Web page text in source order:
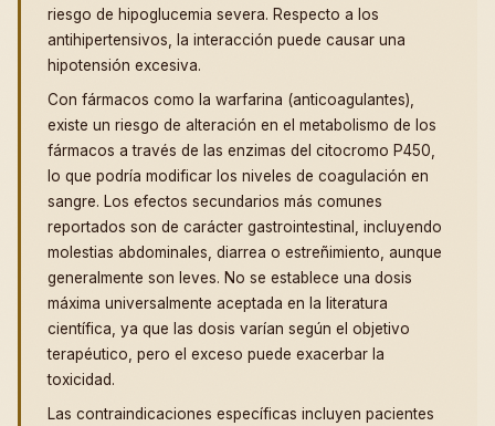
riesgo de hipoglucemia severa. Respecto a los
antihipertensivos, la interacción puede causar una
hipotensión excesiva.
Con fármacos como la warfarina (anticoagulantes),
existe un riesgo de alteración en el metabolismo de los
fármacos a través de las enzimas del citocromo P450,
lo que podría modificar los niveles de coagulación en
sangre. Los efectos secundarios más comunes
reportados son de carácter gastrointestinal, incluyendo
molestias abdominales, diarrea o estreñimiento, aunque
generalmente son leves. No se establece una dosis
máxima universalmente aceptada en la literatura
científica, ya que las dosis varían según el objetivo
terapéutico, pero el exceso puede exacerbar la
toxicidad.
Las contraindicaciones específicas incluyen pacientes